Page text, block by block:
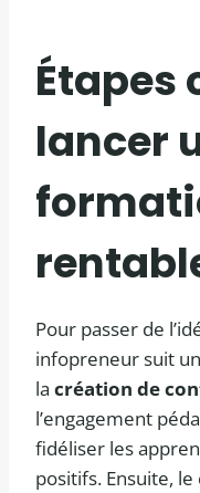
Étapes
lancer
Pour passer de
infopreneur suit
la création de
l’engagement
fidéliser les
positifs. Ensuite,